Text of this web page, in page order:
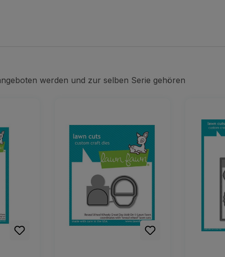
werden und zur selben Serie gehören